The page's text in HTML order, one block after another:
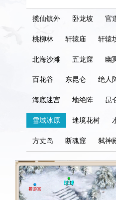
揽仙镇外 卧龙坡 官
桃柳林 轩辕庙 轩辕
北海沙滩 五龙窟 幽
百花谷 东昆仑 绝人
海底迷宫 地绝阵 昆
雪域冰原 迷境花树
方丈岛 断魂窟 弑神